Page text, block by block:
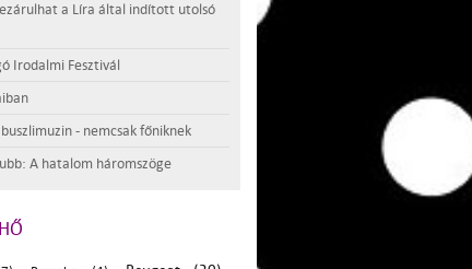
a Líra által indított utolsó
Irodalmi Fesztivál
- nemcsak főniknek
A hatalom háromszöge